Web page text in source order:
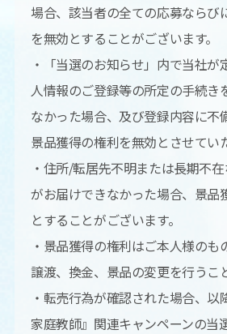
場合、該当者の全ての応募ならび
を無効とすることがございます。
・「当選のお知らせ」内で当社が
人情報のご登録等の所定の手続き
なかった場合、及び登録内容に不
景品獲得の権利を無効とさせてい
・住所/転居先不明または長期不
がお届けできなかった場合、景品
とすることがございます。
・景品獲得の権利はご本人様のも
譲渡、換金、景品の変更を行うこ
・転売行為が確認された場合、以
家庭教師』関連キャンペーンの当